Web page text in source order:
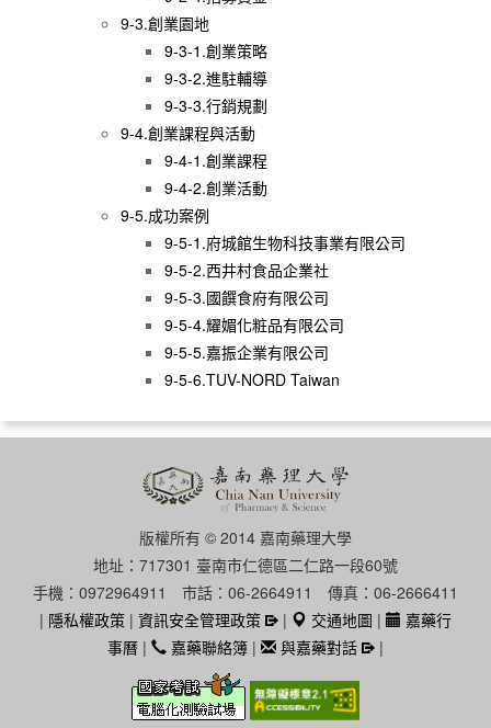
9-3.創業園地
9-3-1.創業策略
9-3-2.進駐輔導
9-3-3.行銷規劃
9-4.創業課程與活動
9-4-1.創業課程
9-4-2.創業活動
9-5.成功案例
9-5-1.府城館生物科技事業有限公司
9-5-2.西井村食品企業社
9-5-3.國饌食府有限公司
9-5-4.耀媚化粧品有限公司
9-5-5.嘉振企業有限公司
9-5-6.TUV-NORD Taiwan
版權所有 © 2014 嘉南藥理大學
地址：717301 臺南市仁德區二仁路一段60號
手機：0972964911 市話：06-2664911 傳真：06-2666411
| 隱私權政策 | 資訊安全管理政策 | 交通地圖 |
嘉藥行
事曆 | 嘉藥聯絡簿 | 與嘉藥對話 |